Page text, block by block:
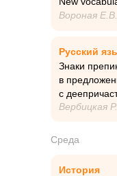
Среда
Вороная Е.В.
Русский
Знаки
в
с
Вербицкая
История